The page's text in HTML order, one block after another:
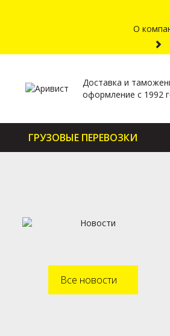
О
Доставка и
оформление с 1992
ГРУЗОВЫЕ ПЕРЕВОЗКИ
Все новости